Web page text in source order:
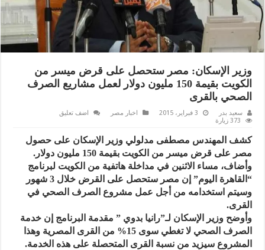
وزير الإسكان: مصر ستحصل على قرض ميسر من
الكويت بقيمة 150 مليون دولار لعمل مشاريع الصرف
الصحي بالقرى
سعيد بدر 3 فبراير، 2015 اخبار مصر
اضف تعليق
373 زيارة
كشف المهندس مصطفى مدلولي وزير الإسكان على حصول
مصر على قرض ميسر من الكويت بقيمة 150 مليون دولار.
وأضاف، مساء الاثنين في مداخلة هاتفية من الكويت لبرنامج
“القاهرة اليوم” إن مصر ستحصل على القرض خلال 3 شهور
وسيتم استخدامه من أجل عمل مشروع الصرف الصحي في
القرى.
وأوضح وزير الإسكان لـ”رانيا بدوي ” مقدمة البرنامج إن خدمة
الصرف الصحي لا تغطي سوى 15% من القرى المصرية وهذا
المشروع سيزيد من نسبة القرى المتحصلة على هذه الخدمة.